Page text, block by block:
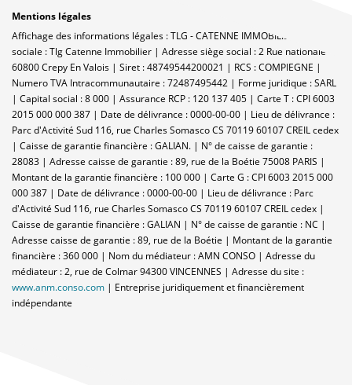
Mentions légales
Affichage des informations légales : TLG - CATENNE IMMOBILIER | Raison
sociale : Tlg Catenne Immobilier | Adresse siège social : 2 Rue nationale -
60800 Crepy En Valois | Siret : 48749544200021 | RCS : COMPIEGNE |
Numero TVA Intracommunautaire : 72487495442 | Forme juridique : SARL
| Capital social : 8 000 | Assurance RCP : 120 137 405 | Carte T : CPI 6003
2015 000 000 387 | Date de délivrance : 0000-00-00 | Lieu de délivrance :
Parc d'Activité Sud 116, rue Charles Somasco CS 70119 60107 CREIL cedex
| Caisse de garantie financière : GALIAN. | N° de caisse de garantie :
28083 | Adresse caisse de garantie : 89, rue de la Boétie 75008 PARIS |
Montant de la garantie financière : 100 000 | Carte G : CPI 6003 2015 000
000 387 | Date de délivrance : 0000-00-00 | Lieu de délivrance : Parc
d'Activité Sud 116, rue Charles Somasco CS 70119 60107 CREIL cedex |
Caisse de garantie financière : GALIAN | N° de caisse de garantie : NC |
Adresse caisse de garantie : 89, rue de la Boétie | Montant de la garantie
financière : 360 000 | Nom du médiateur : AMN CONSO | Adresse du
médiateur : 2, rue de Colmar 94300 VINCENNES | Adresse du site :
www.anm.conso.com | Entreprise juridiquement et financièrement
indépendante